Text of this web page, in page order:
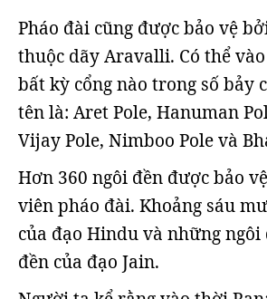
Pháo đài cũng được bảo vệ
thuộc dãy Aravalli. Có thể
bất kỳ cổng nào trong số bảy
tên là: Aret Pole, Hanuman
Vijay Pole, Nimboo Pole và
Hơn 360 ngôi đền được bảo
viên pháo đài. Khoảng sáu
của đạo Hindu và những ngôi
đền của đạo Jain.